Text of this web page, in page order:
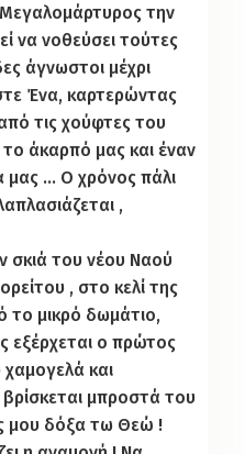
την
να νοθεύσει τούτες
άγνωστοι μέχρι
Ένα, καρτερώντας
τις χούφτες του
άκαρπό μας και έναν
μας … Ο χρόνος πάλι
,
σκιά του νέου Ναού
, στο κελί της
μικρό δωμάτιο,
εξέρχεται ο πρώτος
και
βρίσκεται μπροστά του
μου δόξα τω Θεώ !